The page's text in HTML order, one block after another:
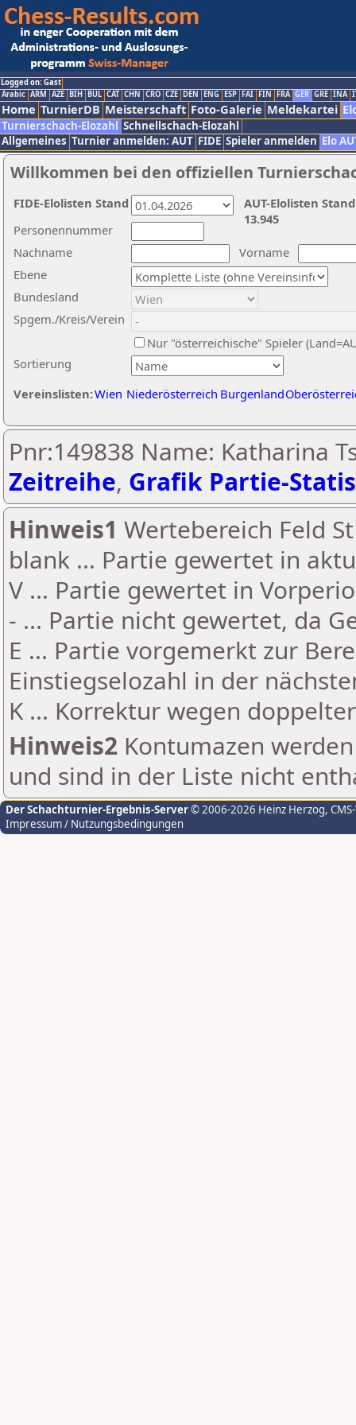
Logged on: Gast
Arabic ARM AZE BIH BUL CAT CHN CRO CZE DEN ENG ESP FAI FIN FRA GER GRE INA
Home TurnierDB Meisterschaft Foto-Galerie Meldekartei
Turnierschach-Elozahl Schnellschach-Elozahl
Allgemeines Turnier anmelden: AUT FIDE Spieler anmelden Elo
Willkommen bei den offiziellen
Nachname
Vorname
Ebene
Sortierung
Personennummer
Bundesland
Spgem./Kreis/Verein
Nur "österreichische" Spieler
Vereinslisten:Wien Niederösterreich Burgenland
AUT-Elolisten
13.945
FIDE-Elolisten Stand
Pnr:149838 Name: Katharina
Zeitreihe, Grafik Partie-
Hinweis1 Wertebereich Feld
blank ... Partie gewertet in
V ... Partie gewertet in
- ... Partie nicht gewertet, da
E ... Partie vorgemerkt zur
Einstiegselozahl in der
K ... Korrektur wegen
Hinweis2 Kontumazen
und sind in der Liste nicht
Der Schachturnier-Ergebnis-Server© 2006-2026 Heinz Herzog,
Impressum / Nutzungsbedingungen